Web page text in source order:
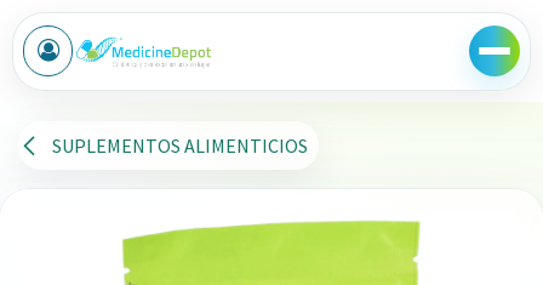
Ir al contenido
SUPLEMENTOS ALIMENTICIOS